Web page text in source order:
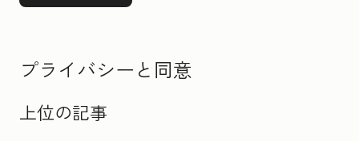
プライバシーと同意
上位の記事